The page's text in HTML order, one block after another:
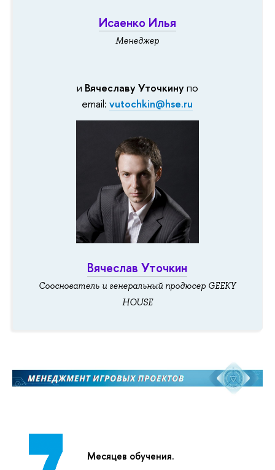
Исаенко Илья
Менеджер
и Вячеславу Уточкинупо
email:vutochkin@hse.ru
Вячеслав Уточкин
Сооснователь и генеральный продюсер GEEKY
HOUSE
Месяцев обучения.